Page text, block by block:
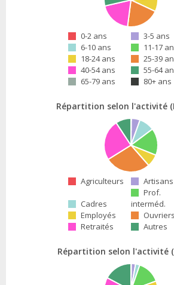
0-2 ans
3-5 ans
6-10 ans
11-17
18-24 ans
25-39
40-54 ans
55-64
65-79 ans
80+ ans
Répartition selon l'activité
Agriculteurs Artisans
Cadres
Prof.
interméd.
Employés
Ouvriers
Retraités
Autres
Répartition selon l'activité